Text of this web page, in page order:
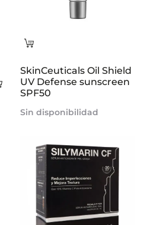
Añadir
carrito
Leer
SkinCeuticals Oil Shield
UV Defense sunscreen
SPF50
Sin disponibilidad